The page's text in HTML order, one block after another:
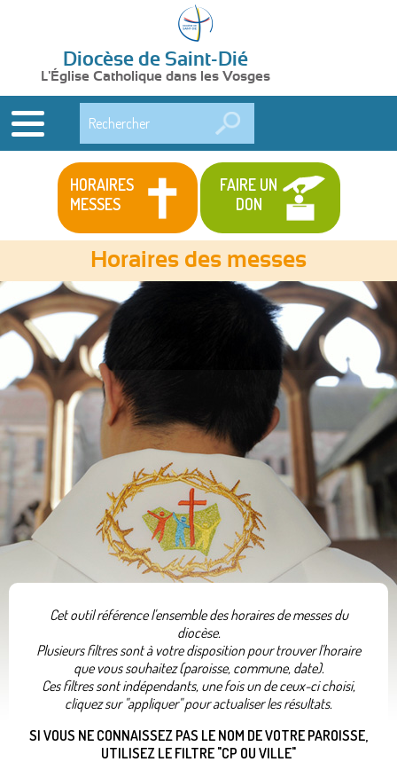
Diocèse de Saint-Dié
L'Église Catholique dans les Vosges
HORAIRES
MESSES
FAIRE UN
DON
Horaires des messes
Cet outil référence l'ensemble des horaires de messes du
diocèse.
Plusieurs filtres sont à votre disposition pour trouver l'horaire
que vous souhaitez (paroisse, commune, date).
Ces filtres sont indépendants, une fois un de ceux-ci choisi,
cliquez sur "appliquer" pour actualiser les résultats.
SI VOUS NE CONNAISSEZ PAS LE NOM DE VOTRE PAROISSE,
UTILISEZ LE FILTRE "CP OU VILLE"